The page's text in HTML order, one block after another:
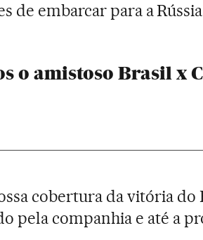
de embarcar para a
o amistoso Brasil x
cobertura da vitória do
pela companhia e até a